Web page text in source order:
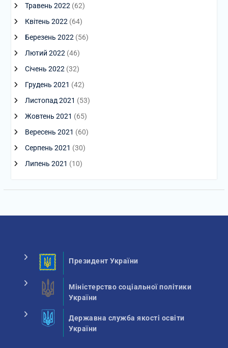
Травень 2022 (62)
Квітень 2022 (64)
Березень 2022 (56)
Лютий 2022 (46)
Січень 2022 (32)
Грудень 2021 (42)
Листопад 2021 (53)
Жовтень 2021 (65)
Вересень 2021 (60)
Серпень 2021 (30)
Липень 2021 (10)
Президент України
Міністерство соціальної політики
України
Державна служба якості освіти
України